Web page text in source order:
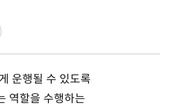
운행될 수 있도록
역할을 수행하는